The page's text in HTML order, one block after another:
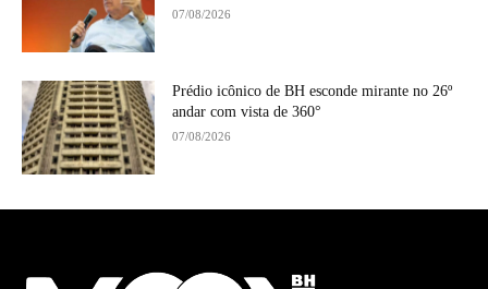
07/08/2026
Prédio icônico de BH esconde mirante no 26º
andar com vista de 360°
07/08/2026